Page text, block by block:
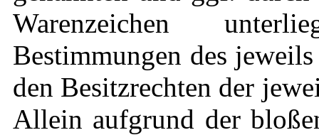
Warenzeichen
Bestimmungen des
den Besitzrechten der
Allein aufgrund der